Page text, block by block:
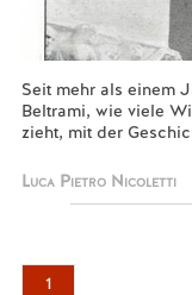
Seit mehr als einem
Beltrami, wie viele
zieht, mit der
Luca Pietro Nicoletti
1